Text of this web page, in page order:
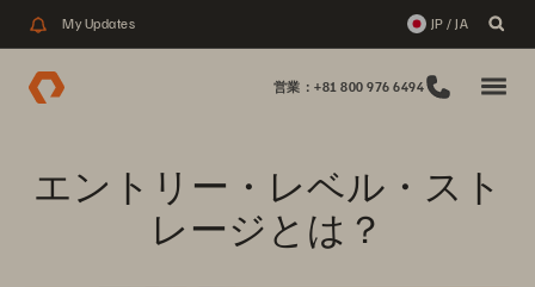
My Updates JP / JA
営業：+81 800 976 6494
エントリー・レベル・スト
レージとは？